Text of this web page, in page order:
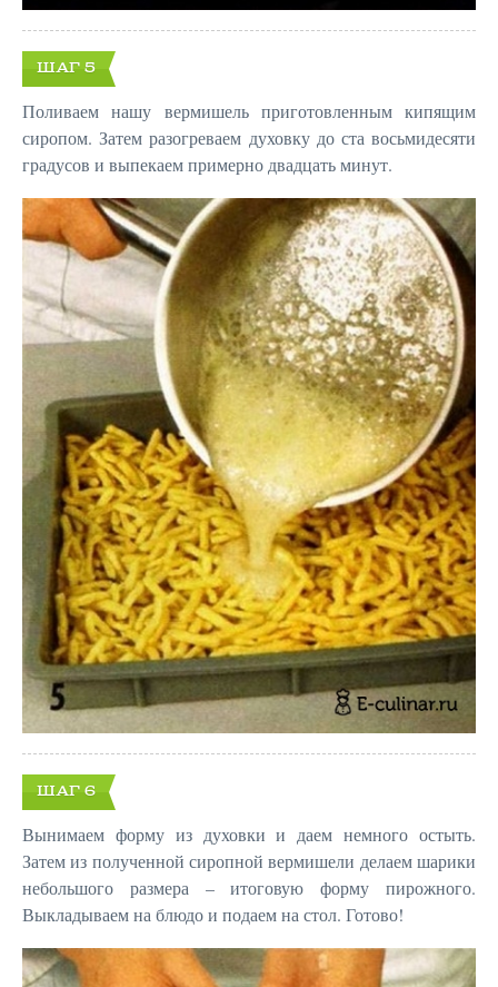
ШАГ 5
Поливаем нашу вермишель приготовленным кипящим
сиропом. Затем разогреваем духовку до ста восьмидесяти
градусов и выпекаем примерно двадцать минут.
ШАГ 6
Вынимаем форму из духовки и даем немного остыть.
Затем из полученной сиропной вермишели делаем шарики
небольшого размера – итоговую форму пирожного.
Выкладываем на блюдо и подаем на стол. Готово!